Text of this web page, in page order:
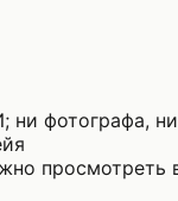
фотографа,
просмотреть